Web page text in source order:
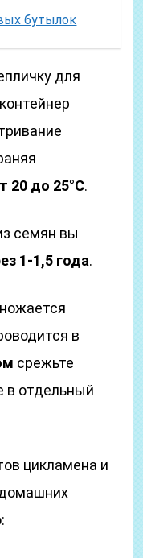
бутылок
для
20 до 25°С.
семян вы
1-1,5 года.
в
срежьте
в отдельный
цикламена и